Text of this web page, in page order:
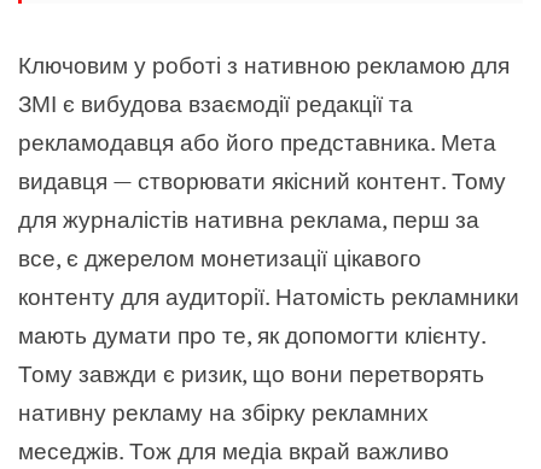
Ключовим у роботі з нативною рекламою для
ЗМІ є вибудова взаємодії редакції та
рекламодавця або його представника. Мета
видавця — створювати якісний контент. Тому
для журналістів нативна реклама, перш за
все, є джерелом монетизації цікавого
контенту для аудиторії. Натомість рекламники
мають думати про те, як допомогти клієнту.
Тому завжди є ризик, що вони перетворять
нативну рекламу на збірку рекламних
меседжів. Тож для медіа вкрай важливо